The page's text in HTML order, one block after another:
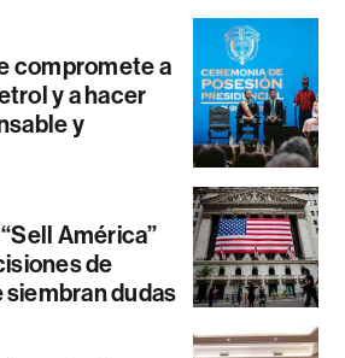
compromete a
y a hacer
y
América”
de
dudas